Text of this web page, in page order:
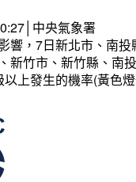
中央氣象署
響，7日新北市、南
新竹市、新竹縣、南
上發生的機率(黃色